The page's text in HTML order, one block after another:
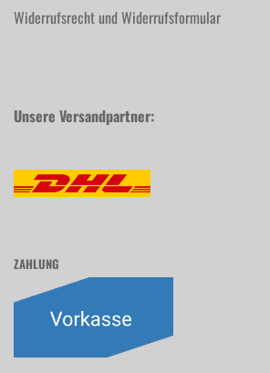
Widerrufsrecht und Widerrufsformular
Unsere Versandpartner:
ZAHLUNG